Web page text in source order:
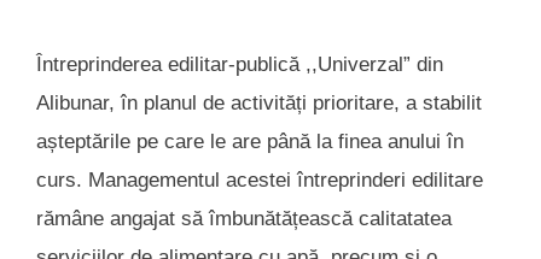
Întreprinderea edilitar-publică ,,Univerzal” din
Alibunar, în planul de activități prioritare, a stabilit
așteptările pe care le are până la finea anului în
curs. Managementul acestei întreprinderi edilitare
rămâne angajat să îmbunătățească calitatatea